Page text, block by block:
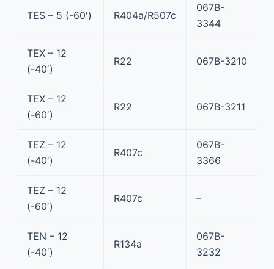
TES – 5 (-60′) R404a/R507c
067B-
3344
TEX – 12
(-40′)
R22 067B-3210
TEX – 12
(-60′)
R22 067B-3211
TEZ – 12
(-40′)
R407c
067B-
3366
TEZ – 12
(-60′)
R407c –
TEN – 12
(-40′)
R134a
067B-
3232